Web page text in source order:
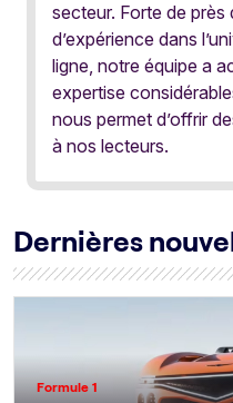
secteur. Forte de près
d’expérience dans
ligne, notre équipe a
expertise
nous permet d’offrir
à nos lecteurs.
Dernières
Formule 1